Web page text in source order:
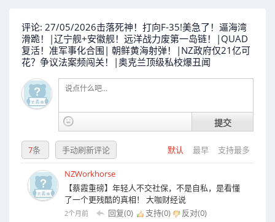
评论: 27/05/2026击落死神！打向F-35!美急了！逼海湾
滑跪！|辽宁舰+安徽舰！远洋战力废第一岛链！|QUAD
复活！准军事化合围| 朝鲜黄海射弹！|NZ政府仅21亿可
花？争议法案频闯关！|奥克兰顶级私校爆丑闻
提交
默认 最早 支持最多
7条 手动刷新评论
NZWorkhorse
【蔡霞重磅】年轻人不交社保，不是自私，是看懂
了一个更残酷的真相！ 大咖财经说
2个月前 回复(0) 支持(0) 反对(0)